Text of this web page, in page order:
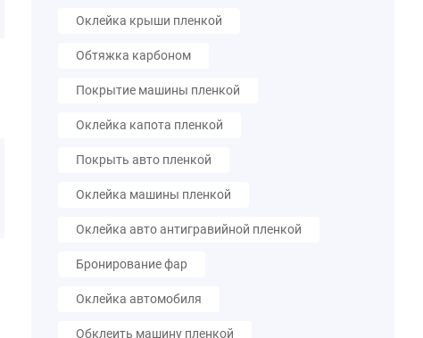
Оклейка крыши пленкой
Обтяжка карбоном
Покрытие машины пленкой
Оклейка капота пленкой
Покрыть авто пленкой
Оклейка машины пленкой
Оклейка авто антигравийной пленкой
Бронирование фар
Оклейка автомобиля
Обклеить машину пленкой